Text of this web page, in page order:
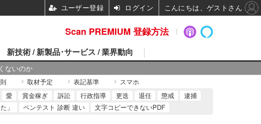
ないのか
新技術 / 新製品･サービス / 業界動向
取材予定 表記基準 スマホ
愛 賞金稼ぎ 訴訟 行政指導 更迭 退任 懲戒
逮捕
」
ペンテスト 診断 違い 文字コピーできないPDF
Scan PREMIUM 登録方法
ユーザー登録 ログイン こんにちは、ゲストさん